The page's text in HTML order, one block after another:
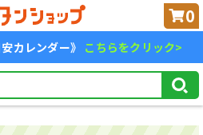
0
カレンダー》 こちらをクリック>